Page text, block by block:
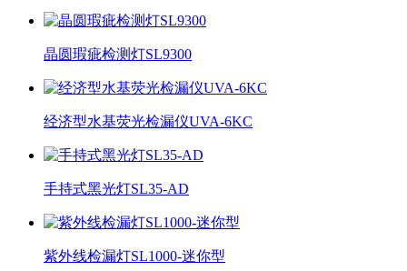
晶圆瑕疵检测灯SL9300
经济型水基荧光检漏仪UVA-6KC
手持式黑光灯SL35-AD
紫外线检漏灯SL1000-迷你型